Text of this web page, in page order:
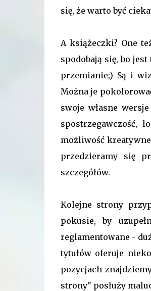
się, że warto być
A książeczki? One
spodobają się, bo
przemianie;) Są i
Można je
swoje własne
spostrzegawczość,
możliwość
przedzieramy się
szczegółów.
Kolejne strony
pokusie, by
reglamentowane -
tytułów oferuje
pozycjach
strony" posłuży